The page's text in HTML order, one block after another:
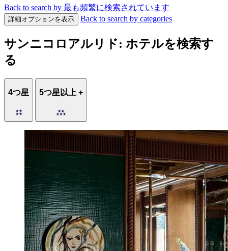
Back to search by 最も頻繁に検索されています
詳細オプションを表示 Back to search by categories
サンニコロアルリド: ホテルを検索す
る
4つ星 5つ星以上 +